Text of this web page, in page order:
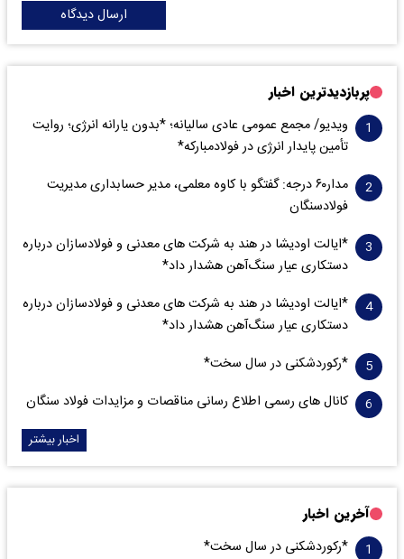
ارسال دیدگاه
پربازدیدترین اخبار
ویدیو/ مجمع عمومی عادی سالیانه؛ *بدون یارانه انرژی؛ روایت
تأمین پایدار انرژی در فولادمبارکه*
مدار‌۶٠ درجه: گفتگو با کاوه معلمی، مدیر حسابداری مدیریت
فولادسنگان
*ایالت اودیشا در هند به شرکت های معدنی و فولادسازان درباره
دستکاری عیار سنگ‌آهن هشدار داد*
*ایالت اودیشا در هند به شرکت های معدنی و فولادسازان درباره
دستکاری عیار سنگ‌آهن هشدار داد*
*رکوردشکنی در سال سخت*
کانال های رسمی اطلاع رسانی مناقصات و مزایدات فولاد سنگان
اخبار بیشتر
آخرین اخبار
*رکوردشکنی در سال سخت*